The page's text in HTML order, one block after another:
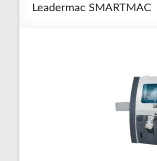
s.
Leadermac SMARTMAC